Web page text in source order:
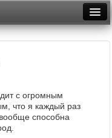
с огромным
что я каждый раз
способна